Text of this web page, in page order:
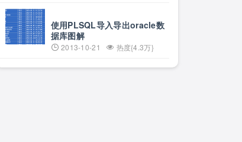
1 1
1
2
=11G 0 0
使用PLSQL导入导出oracle数
据库图解
2013-10-21 热度{4.3万}